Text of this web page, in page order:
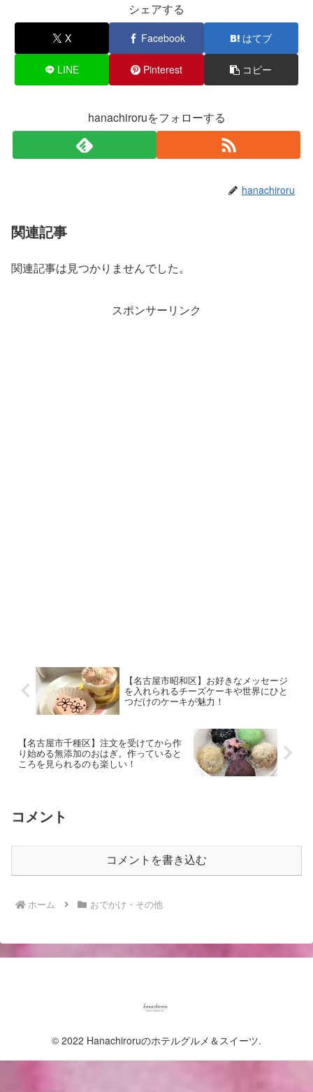
シェアする
X Facebook はてブ
LINE Pinterest コピー
hanachiroruをフォローする
hanachiroru
関連記事
関連記事は見つかりませんでした。
スポンサーリンク
【名古屋市昭和区】お好きなメッセージ
を入れられるチーズケーキや世界にひと
つだけのケーキが魅力！
【名古屋市千種区】注文を受けてから作
り始める無添加のおはぎ。作っていると
ころを見られるのも楽しい！
コメント
コメントを書き込む
ホーム おでかけ・その他
© 2022 Hanachiroruのホテルグルメ＆スイーツ.